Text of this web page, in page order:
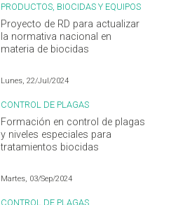
PRODUCTOS, BIOCIDAS Y EQUIPOS
Proyecto de RD para actualizar
la normativa nacional en
materia de biocidas
Lunes, 22/Jul/2024
CONTROL DE PLAGAS
Formación en control de plagas
y niveles especiales para
tratamientos biocidas
Martes, 03/Sep/2024
CONTROL DE PLAGAS